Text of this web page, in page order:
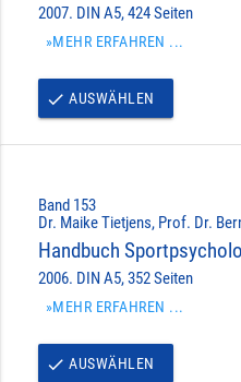
2007. DIN A5, 424 Seiten
»MEHR ERFAHREN ...
done AUSWÄHLEN
Band 153
Dr. Maike Tietjens, Prof. Dr.
Handbuch
2006. DIN A5, 352 Seiten
»MEHR ERFAHREN ...
done AUSWÄHLEN